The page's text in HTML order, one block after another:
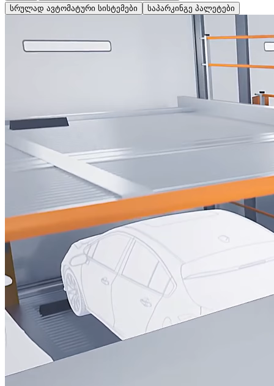
სრულად ავტომატური სისტემები
საპარკინგე პალეტები